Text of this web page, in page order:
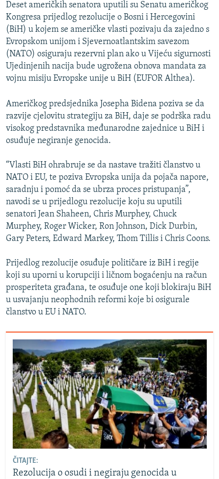
MOJA EVROPA
TRI DECENIJE OD RATA U BIH
SVE KARTE DEJTONA
NASTANAK I RASPAD JUGOSLAVIJE
Deset američkih senatora uputili su Senatu američkog
Kongresa prijedlog rezolucije o Bosni i Hercegovini
(BiH) u kojem se američke vlasti pozivaju da zajedno s
Evropskom unijom i Sjevernoatlantskim savezom
(NATO) osiguraju rezervni plan ako u Vijeću sigurnosti
Ujedinjenih nacija bude ugrožena obnova mandata za
vojnu misiju Evropske unije u BiH (EUFOR Althea).
Američkog predsjednika Josepha Bidena poziva se da
razvije cjelovitu strategiju za BiH, daje se podrška radu
visokog predstavnika međunarodne zajednice u BiH i
osuđuje negiranje genocida.
“Vlasti BiH ohrabruje se da nastave tražiti članstvo u
NATO i EU, te poziva Evropska unija da pojača napore,
saradnju i pomoć da se ubrza proces pristupanja”,
navodi se u prijedlogu rezolucije koju su uputili
senatori Jean Shaheen, Chris Murphey, Chuck
Murphey, Roger Wicker, Ron Johnson, Dick Durbin,
Gary Peters, Edward Markey, Thom Tillis i Chris Coons.
Prijedlog rezolucije osuđuje političare iz BiH i regije
koji su uporni u korupciji i ličnom bogaćenju na račun
prosperiteta građana, te osuđuje one koji blokiraju BiH
u usvajanju neophodnih reformi koje bi osigurale
članstvo u EU i NATO.
ČITAJTE:
Rezolucija o osudi i negiraju genocida u